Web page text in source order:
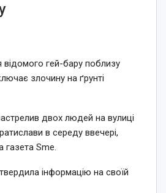
відомого гей-бару поблизу
злочину на ґрунті
двох людей на вулиці
в середу ввечері,
Sme.
інформацію на своїй